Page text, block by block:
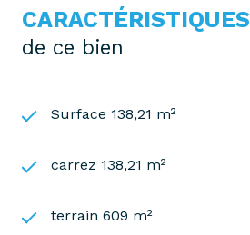
CARACTÉRISTIQUES
de ce bien
Surface 138,21 m²
carrez 138,21 m²
terrain 609 m²